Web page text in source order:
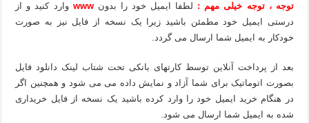
توجه ، توجه خیلی مهم : لطفا ایمیل خود را بدون www وارد کنید و از
درستی ایمیل خود مطمئن باشید زیرا یک نسخه از فایل نیز به صورت
خودکار به ایمیل شما ارسال می گردد.
بعد از پرداخت آنلاین توسط کارتهای بانکی تحت شتاب لینک دانلود فایل
بصورت اتوماتیک برای شما آزاد و نمایش داده می می شود و همچنین اگر
در هنگام خرید ایمیل خود را وارد کرده باشید یک نسخه از فایل خریداری
شده به ایمیل شما ارسال می شود.